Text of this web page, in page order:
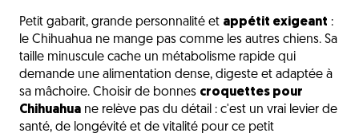
Les critères d'une bonne croquette pour
Chihuahua
Quelle croquette pour Chihuahua selon son âge
et son mode de vie
Quelle quantité de croquettes donner à un
Petit gabarit, grande personnalité et appétit exigeant :
le Chihuahua ne mange pas comme les autres chiens. Sa
taille minuscule cache un métabolisme rapide qui
demande une alimentation dense, digeste et adaptée à
sa mâchoire. Choisir de bonnes croquettes pour
Chihuahua ne relève pas du détail : c'est un vrai levier de
santé, de longévité et de vitalité pour ce petit